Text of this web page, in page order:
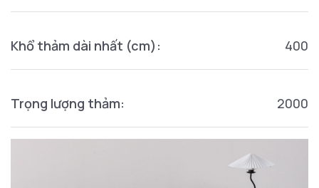
Khổ thảm dài nhất (cm): 400
Trọng lượng thảm: 2000